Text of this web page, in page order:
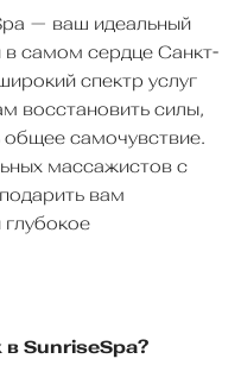
— ваш идеальный
в самом сердце Санкт-
спектр услуг
восстановить силы,
общее самочувствие.
массажистов с
вам
SunriseSpa?